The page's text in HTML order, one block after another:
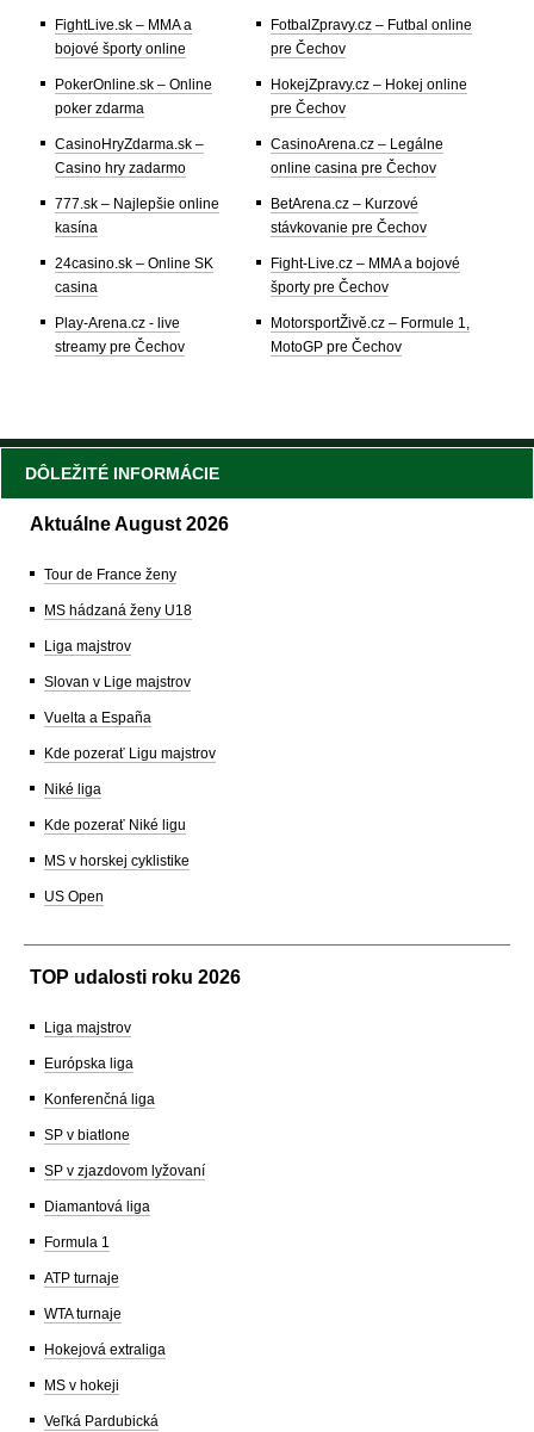
FightLive.sk – MMA a
bojové športy online
PokerOnline.sk – Online
poker zdarma
CasinoHryZdarma.sk –
Casino hry zadarmo
777.sk – Najlepšie online
kasína
24casino.sk – Online SK
casina
Play-Arena.cz - live
streamy pre Čechov
FotbalZpravy.cz – Futbal online
pre Čechov
HokejZpravy.cz – Hokej online
pre Čechov
CasinoArena.cz – Legálne
online casina pre Čechov
BetArena.cz – Kurzové
stávkovanie pre Čechov
Fight-Live.cz – MMA a bojové
športy pre Čechov
MotorsportŽivě.cz – Formule 1,
MotoGP pre Čechov
DÔLEŽITÉ INFORMÁCIE
Aktuálne August 2026
Tour de France ženy
MS hádzaná ženy U18
Liga majstrov
Slovan v Lige majstrov
Vuelta a España
Kde pozerať Ligu majstrov
Niké liga
Kde pozerať Niké ligu
MS v horskej cyklistike
US Open
TOP udalosti roku 2026
Liga majstrov
Európska liga
Konferenčná liga
SP v biatlone
SP v zjazdovom lyžovaní
Diamantová liga
Formula 1
ATP turnaje
WTA turnaje
Hokejová extraliga
MS v hokeji
Veľká Pardubická